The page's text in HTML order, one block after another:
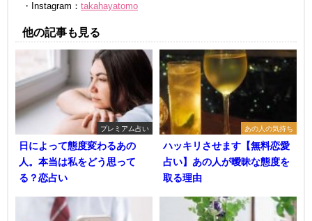
・Instagram： takahayatomo
他の記事も見る
プレミアム占い
日によって態度変わるあの
人。本当は私をどう思って
る？恋占い
あの人の気持ち
ハッキリさせます【無料恋愛
占い】あの人が曖昧な態度を
取る理由